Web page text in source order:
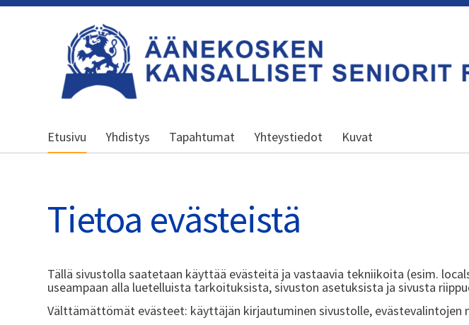
Äänekosken kansalliset seniorit ry
Etusivu Yhdistys Tapahtumat Yhteystiedot Kuvat
Tietoa evästeistä
Tällä sivustolla saatetaan käyttää evästeitä ja vastaavia tekniikoita (esim.
useampaan alla luetelluista tarkoituksista, sivuston asetuksista ja sivusta
Välttämättömät evästeet: käyttäjän kirjautuminen sivustolle, evästevalintojen